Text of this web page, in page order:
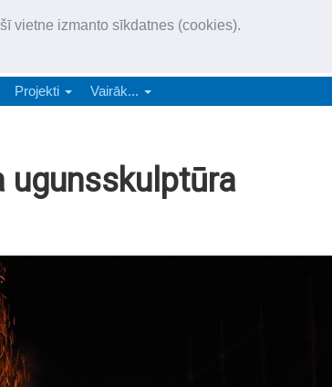
vietne izmanto sīkdatnes (cookies).
„Latgales Laiks” latviešu valodā aptver Daugavpils valstspilsētu,
Projekti Vairāk...
ugunsskulptūra